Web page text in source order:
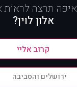
איפה תרצה
אלון לוין?
ירושלים והסביבה